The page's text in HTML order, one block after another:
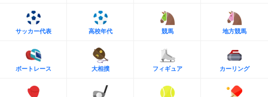
サッカー代表 高校年代 競馬 地方競馬
ボートレース 大相撲 フィギュア カーリング